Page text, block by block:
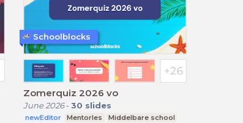
Zomerquiz 2026 vo
June 2026- 30 slides
newEditor Mentorles
Middelbare school
Schoolblocks